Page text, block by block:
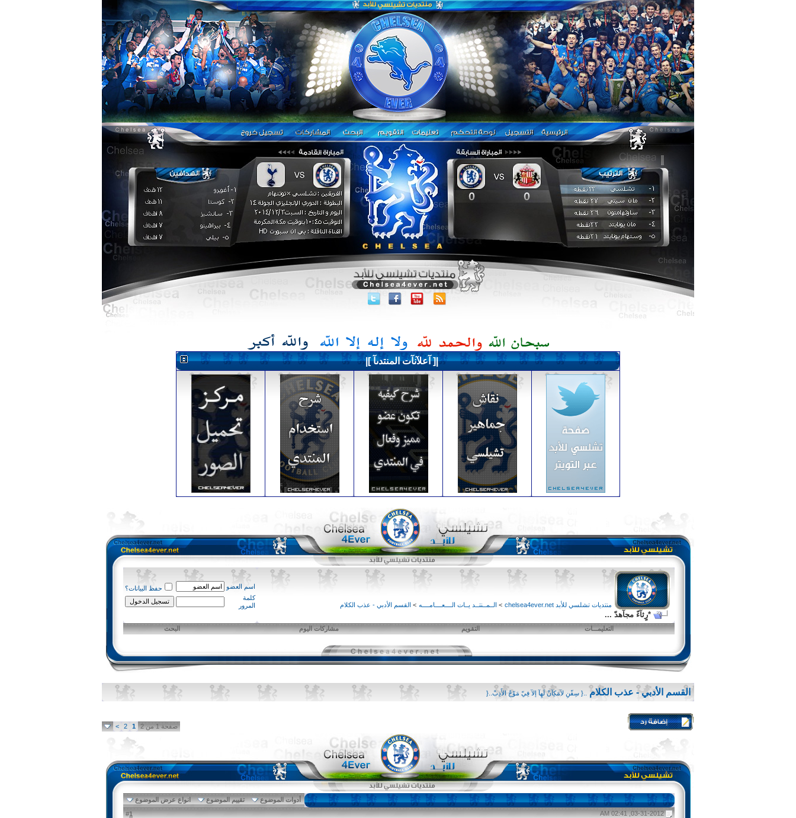
|[ آعلآنآت المنتدىآ ]|
منتديات تشلسي للأبد chelsea4ever.net > الــمــنتــد يــات الــــعــــامــــه > القسم الأدبي - عذب الكلام
*رٍثآءّ مجآهدّ ...
اسم العضو
حفظ البيانات؟
كلمة
المرور
التعليمـــات التقويم مشاركات اليوم البحث
القسم الأدبي - عذب الكلام ..{ سِفّنِ لآمَكِآنْ لَهِآ إلآ فِيّ مَوّجْ الأَدِبْ..{
صفحة 1 من 2 1
2
>
أدوات الموضوع تقييم الموضوع
انواع عرض الموضوع
03-31-2012, 02:41 AM
#
1